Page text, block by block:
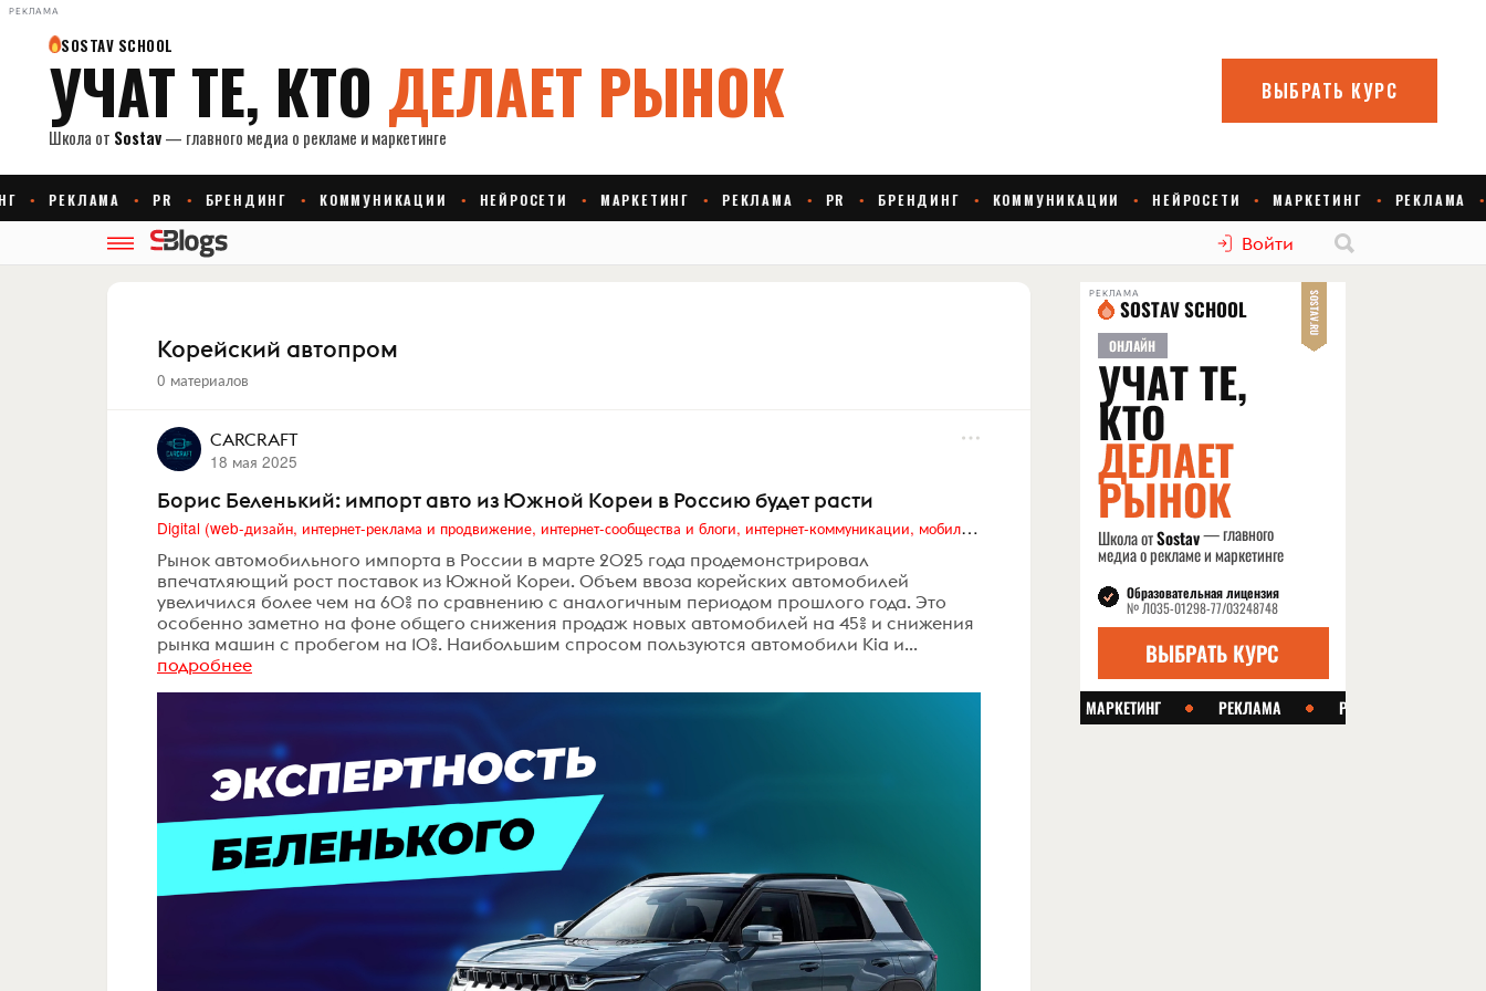
РЕКЛАМА
Войти
Корейский автопром
0 материалов
CARCRAFT
18 мая 2025
Борис Беленький: импорт авто из Южной Кореи в Россию будет расти
Digital (web-дизайн, интернет-реклама и продвижение, интернет-сообщества и блоги, интернет-коммуникации, мобильный маркетинг, реклама на цифровых экранах)
Рынок автомобильного импорта в России в марте 2025 года продемонстрировал
впечатляющий рост поставок из Южной Кореи. Объем ввоза корейских автомобилей
увеличился более чем на 60% по сравнению с аналогичным периодом прошлого года. Это
особенно заметно на фоне общего снижения продаж новых автомобилей на 45% и снижения
рынка машин с пробегом на 10%. Наибольшим спросом пользуются автомобили Kia и...
подробнее
РЕКЛАМА